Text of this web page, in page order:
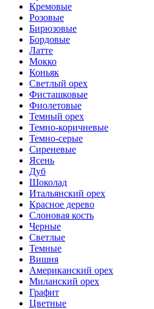
Кремовые
Розовые
Бирюзовые
Бордовые
Латте
Мокко
Коньяк
Светлый орех
Фисташковые
Фиолетовые
Темный орех
Темно-коричневые
Темно-серые
Сиреневые
Ясень
Дуб
Шоколад
Итальянский орех
Красное дерево
Слоновая кость
Черные
Светлые
Темные
Вишня
Американский орех
Миланский орех
Графит
Цветные